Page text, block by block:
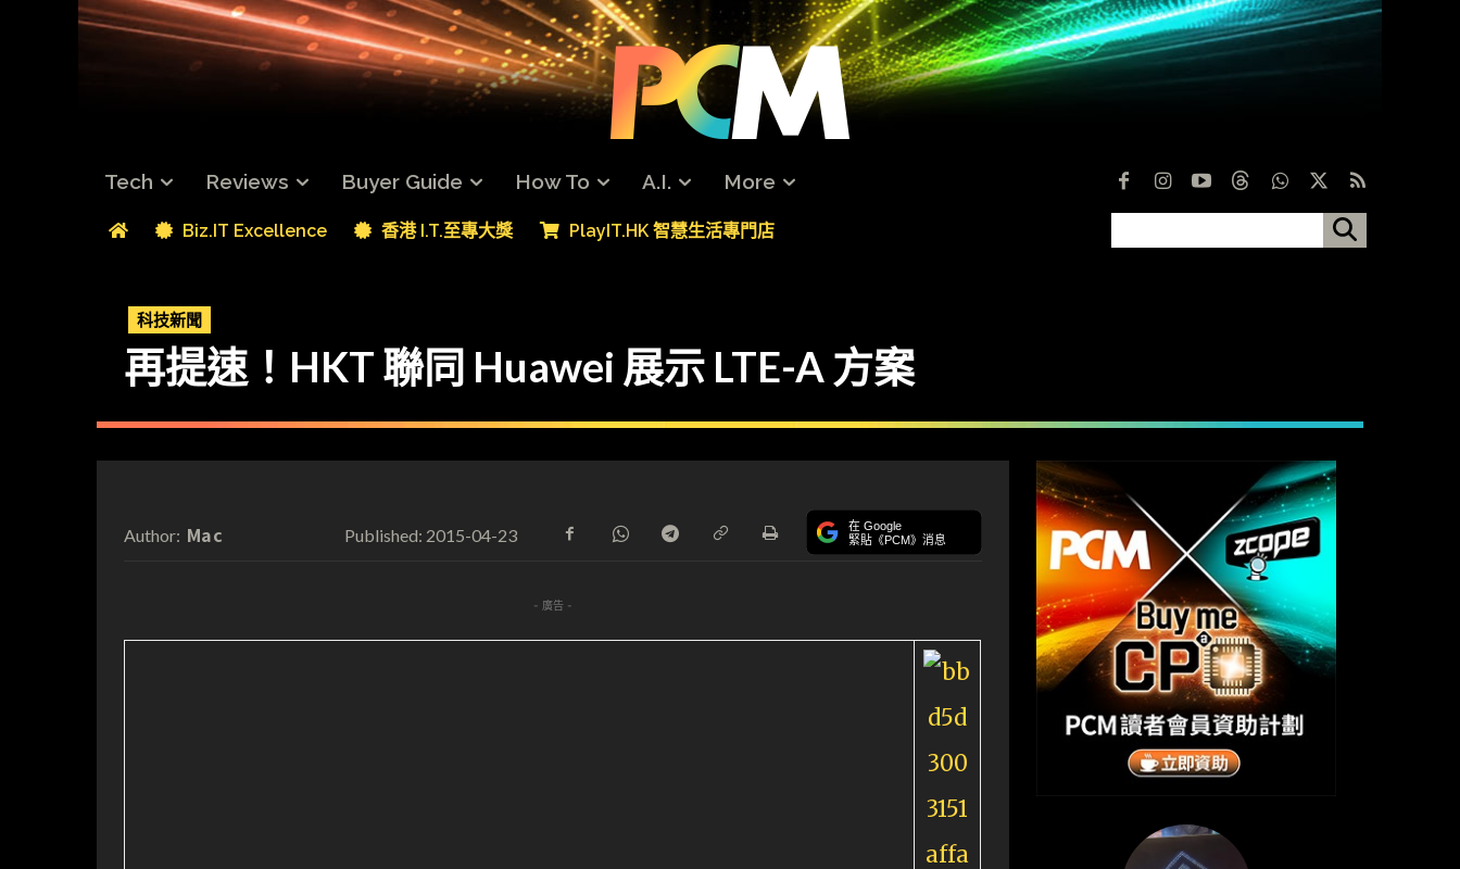
Tech Reviews Buyer Guide How To A.I. More
Biz.IT Excellence 香港 I.T.至專大獎 PlayIT.HK 智慧生活專門店
科技新聞
再提速！HKT 聯同 Huawei 展示 LTE-A 方案
Author: Mac Published: 2015-04-23 在 Google
緊貼《PCM》消息
- 廣告 -